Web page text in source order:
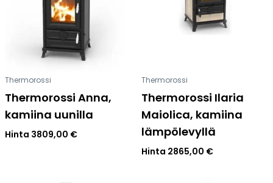
Thermorossi
Thermorossi Anna,
kamiina uunilla
Hinta 3809,00 €
Thermorossi
Thermorossi Ilaria
Maiolica, kamiina
lämpölevyllä
Hinta 2865,00 €